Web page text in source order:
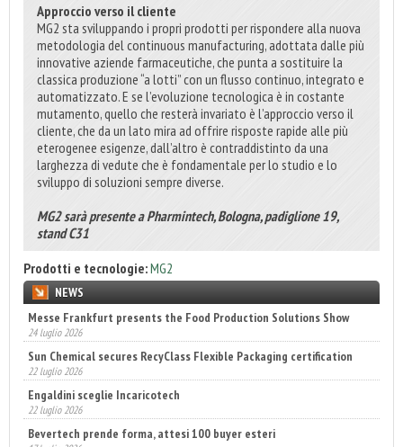
Approccio verso il cliente
MG2 sta sviluppando i propri prodotti per rispondere alla nuova
metodologia del continuous manufacturing, adottata dalle più
innovative aziende farmaceutiche, che punta a sostituire la
classica produzione “a lotti” con un flusso continuo, integrato e
automatizzato. E se l’evoluzione tecnologica è in costante
mutamento, quello che resterà invariato è l’approccio verso il
cliente, che da un lato mira ad offrire risposte rapide alle più
eterogenee esigenze, dall’altro è contraddistinto da una
larghezza di vedute che è fondamentale per lo studio e lo
sviluppo di soluzioni sempre diverse.
MG2 sarà presente a Pharmintech, Bologna, padiglione 19,
stand C31
Prodotti e tecnologie:MG2
NEWS
Sun Chemical secures RecyClass Flexible Packaging certification
22 luglio 2026
Engaldini sceglie Incaricotech
22 luglio 2026
Bevertech prende forma, attesi 100 buyer esteri
17 luglio 2026
Annunciati i finalisti dei Diamonds Awards 2026 di FTA Europe